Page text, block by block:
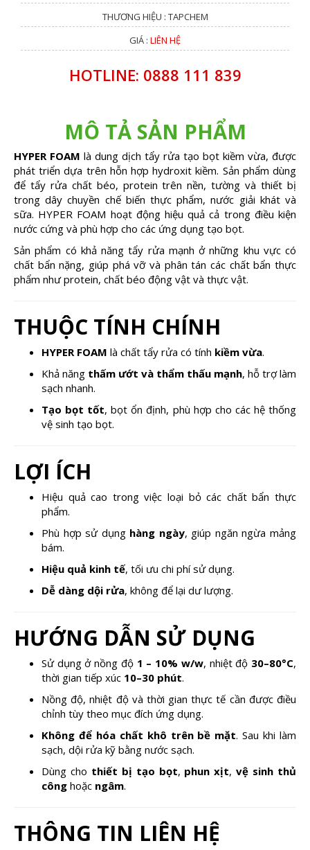
THƯƠNG HIỆU : TAPCHEM
GIÁ : LIÊN HỆ
HOTLINE: 0888 111 839
MÔ TẢ SẢN PHẨM
HYPER FOAM là dung dịch tẩy rửa tạo bọt kiềm vừa, được
phát triển dựa trên hỗn hợp hydroxit kiềm. Sản phẩm dùng
để tẩy rửa chất béo, protein trên nền, tường và thiết bị
trong dây chuyền chế biến thực phẩm, nước giải khát và
sữa. HYPER FOAM hoạt động hiệu quả cả trong điều kiện
nước cứng và phù hợp cho các ứng dụng tạo bọt.
Sản phẩm có khả năng tẩy rửa mạnh ở những khu vực có
chất bẩn nặng, giúp phá vỡ và phân tán các chất bẩn thực
phẩm như protein, chất béo động vật và thực vật.
THUỘC TÍNH CHÍNH
HYPER FOAM là chất tẩy rửa có tính kiềm vừa.
Khả năng thấm ướt và thẩm thấu mạnh, hỗ trợ làm
sạch nhanh.
Tạo bọt tốt, bọt ổn định, phù hợp cho các hệ thống
vệ sinh tạo bọt.
LỢI ÍCH
Hiệu quả cao trong việc loại bỏ các chất bẩn thực
phẩm.
Phù hợp sử dụng hàng ngày, giúp ngăn ngừa mảng
bám.
Hiệu quả kinh tế, tối ưu chi phí sử dụng.
Dễ dàng dội rửa, không để lại dư lượng.
HƯỚNG DẪN SỬ DỤNG
Sử dụng ở nồng độ 1 – 10% w/w, nhiệt độ 30–80°C,
thời gian tiếp xúc 10–30 phút.
Nồng độ, nhiệt độ và thời gian thực tế cần được điều
chỉnh tùy theo mục đích ứng dụng.
Không để hóa chất khô trên bề mặt. Sau khi làm
sạch, dội rửa kỹ bằng nước sạch.
Dùng cho thiết bị tạo bọt, phun xịt,vệ sinh thủ
công hoặc ngâm.
THÔNG TIN LIÊN HỆ